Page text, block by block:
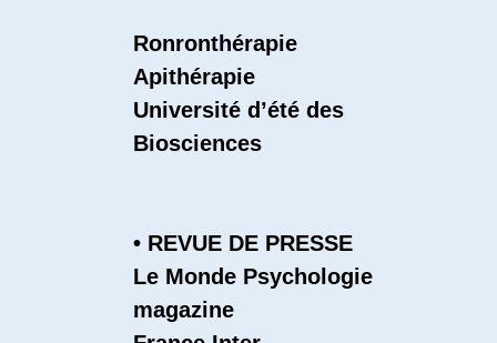
Ronronthérapie
Apithérapie
Université d’été des
Biosciences
• REVUE DE PRESSE
Le Monde Psychologie
magazine